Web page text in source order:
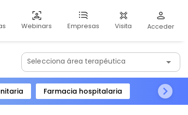
Webinars Empresas Visita Acceder
Selecciona área terapéutica arrow_drop_down
Farmacia hospitalaria